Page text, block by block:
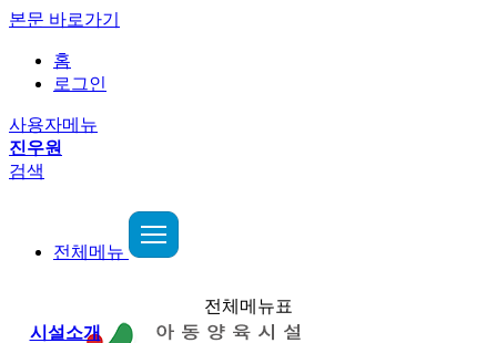
본문 바로가기
홈
로그인
사용자메뉴
진우원
검색
전체메뉴
전체메뉴표
시설소개